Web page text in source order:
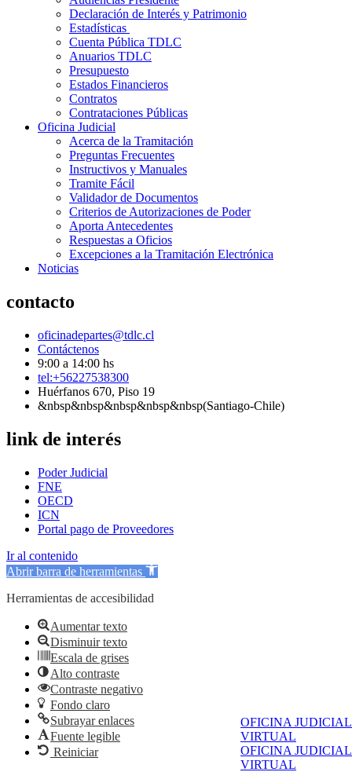
OFICINA JUDICIAL
VIRTUAL
OFICINA JUDICIAL
VIRTUAL
Declaración de Interés y Patrimonio
Estadísticas
Cuenta Pública TDLC
Anuarios TDLC
Presupuesto
Estados Financieros
Contratos
Contrataciones Públicas
Oficina Judicial
Acerca de la Tramitación
Preguntas Frecuentes
Instructivos y Manuales
Tramite Fácil
Validador de Documentos
Criterios de Autorizaciones de Poder
Aporta Antecedentes
Respuestas a Oficios
Excepciones a la Tramitación Electrónica
Noticias
contacto
oficinadepartes@tdlc.cl
Contáctenos
9:00 a 14:00 hs
tel:+56227538300
Huérfanos 670, Piso 19
&nbsp&nbsp&nbsp&nbsp&nbsp(Santiago-Chile)
link de interés
Poder Judicial
FNE
OECD
ICN
Portal pago de Proveedores
Ir al contenido
Abrir barra de herramientas
Herramientas de accesibilidad
Aumentar texto
Disminuir texto
Escala de grises
Alto contraste
Contraste negativo
Fondo claro
Subrayar enlaces
Fuente legible
Reiniciar